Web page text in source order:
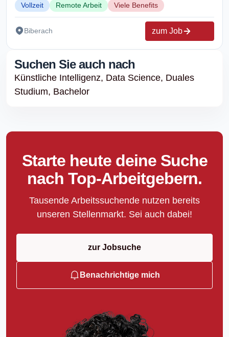
Vollzeit Remote Arbeit Viele Benefits
Biberach zum Job
Suchen Sie auch nach
Künstliche Intelligenz, Data Science, Duales
Studium, Bachelor
Starte heute deine Suche
nach Top-Arbeitgebern.
Tausende Arbeitssuchende nutzen bereits
unseren Stellenmarkt. Sei auch dabei!
zur Jobsuche
Benachrichtige mich